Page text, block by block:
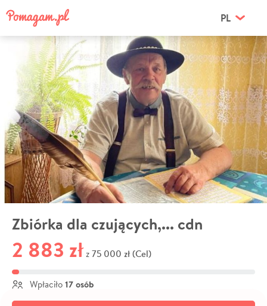
PL
Zbiórka dla czujących,... cdn
2 883 zł z 75 000 zł (Cel)
Wpłaciło 17 osób